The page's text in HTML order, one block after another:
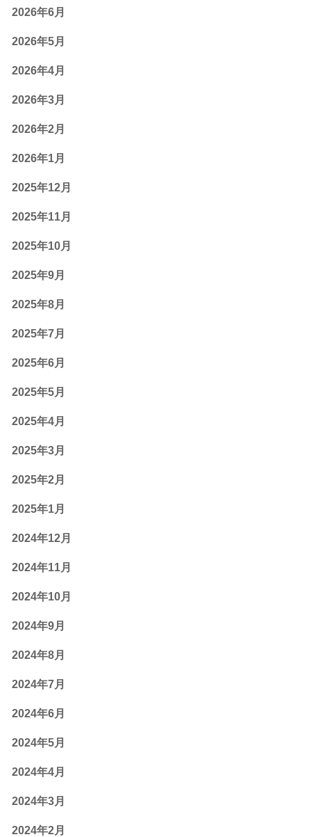
2026年6月
2026年5月
2026年4月
2026年3月
2026年2月
2026年1月
2025年12月
2025年11月
2025年10月
2025年9月
2025年8月
2025年7月
2025年6月
2025年5月
2025年4月
2025年3月
2025年2月
2025年1月
2024年12月
2024年11月
2024年10月
2024年9月
2024年8月
2024年7月
2024年6月
2024年5月
2024年4月
2024年3月
2024年2月